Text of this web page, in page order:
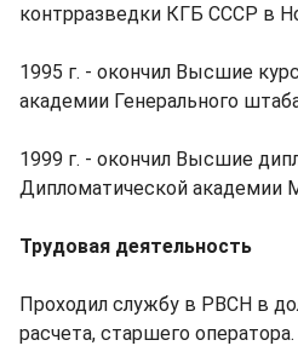
контрразведки КГБ СССР в
1995 г. - окончил Высшие
академии Генерального
1999 г. - окончил Высшие
Дипломатической академии
Трудовая деятельность
Проходил службу в РВСН в
расчета, старшего оператора.